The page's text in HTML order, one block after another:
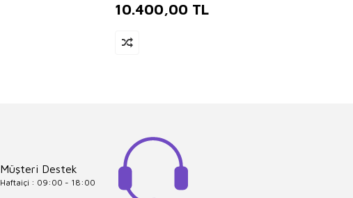
10.400,00 TL
Müşteri Destek
Haftaiçi : 09:00 - 18:00